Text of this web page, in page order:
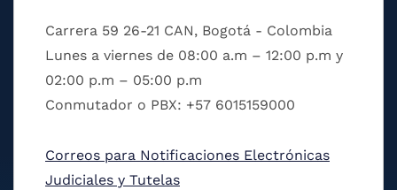
Carrera 59 26-21 CAN, Bogotá - Colombia
Lunes a viernes de 08:00 a.m – 12:00 p.m y
02:00 p.m – 05:00 p.m
Conmutador o PBX: +57 6015159000
Correos para Notificaciones Electrónicas
Judiciales y Tutelas